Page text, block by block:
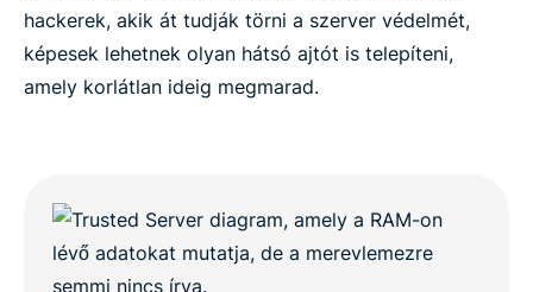
hackerek, akik át tudják törni a szerver védelmét,
képesek lehetnek olyan hátsó ajtót is telepíteni,
amely korlátlan ideig megmarad.